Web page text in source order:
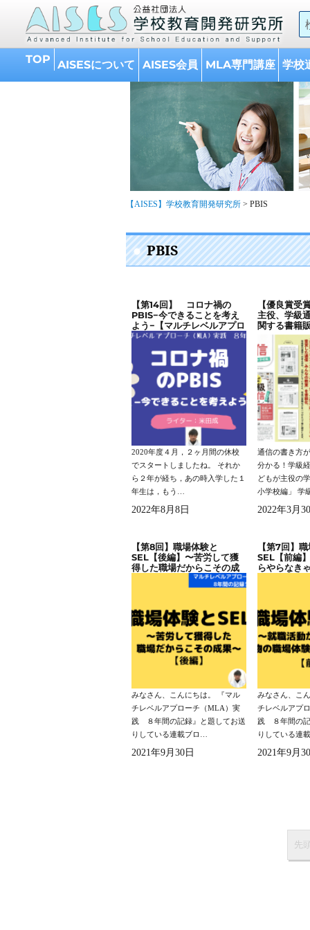
TOP AISESについて AISES会員 MLA専門講座 学校
【AISES】学校教育開発研究所> PBIS
PBIS
【第14回】 コロナ禍の
PBIS−今できることを考え
よう−【マルチレベルアプロ
ーチ（MLA）実践 ８年間
2020年度４月，２ヶ月間の休校
でスタートしましたね。 それか
ら２年が経ち，あの時入学した１
年生は，もう…
2022年8月8日
【優良賞受
主役、学級
関する書籍
通信の書き方
分かる！学級
どもが主役の
小学校編」 学
2022年3月
【第8回】職場体験と
SEL【後編】〜苦労して獲
得した職場だからこその成
果〜【マルチレベルアプロ
ーチ（MLA）実践8年間の
みなさん、こんにちは。 『マル
チレベルアプローチ（MLA）実
践 ８年間の記録』と題してお送
りしている連載ブロ…
2021年9月30日
【第7回】
SEL【前編
らやらなき
験とは言え
チレベルア
録】
みなさん、こ
チレベルアプ
践 ８年間の記
りしている連
2021年9月
先